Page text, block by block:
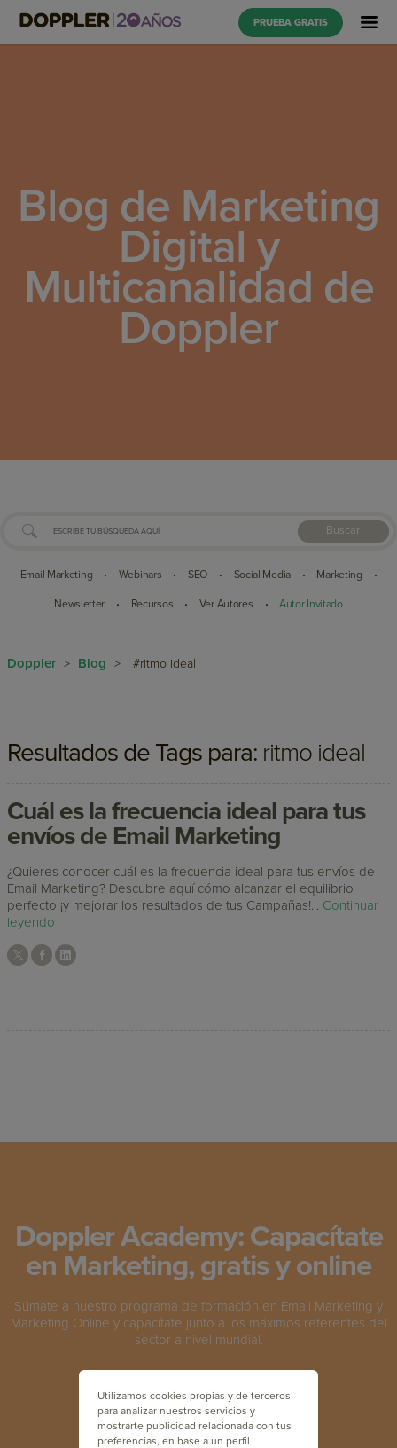
PRUEBA GRATIS
Blog de Marketing
Digital y
Multicanalidad de
Doppler
Buscar
Email Marketing • Webinars • SEO • Social Media • Marketing •
Newsletter • Recursos • Ver Autores • Autor Invitado
Doppler > Blog > #ritmo ideal
Resultados de Tags para: ritmo ideal
Cuál es la frecuencia ideal para tus
envíos de Email Marketing
¿Quieres conocer cuál es la frecuencia ideal para tus envíos de
Email Marketing? Descubre aquí cómo alcanzar el equilibrio
perfecto ¡y mejorar los resultados de tus Campañas!... Continuar
leyendo
Doppler Academy: Capacítate
en Marketing, gratis y online
Súmate a nuestro programa de formación en Email Marketing y
Marketing Online y capacítate junto a los máximos referentes del
sector a nivel mundial.
INSCRÍBETE GRATIS
Utilizamos cookies propias y de terceros
para analizar nuestros servicios y
mostrarte publicidad relacionada con tus
preferencias, en base a un perfil